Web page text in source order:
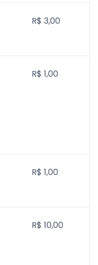
R$ 3,00
R$ 1,00
R$ 1,00
R$ 10,00